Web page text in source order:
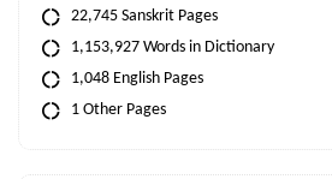
22,745 Sanskrit Pages
1,153,927 Words in Dictionary
1,048 English Pages
1 Other Pages